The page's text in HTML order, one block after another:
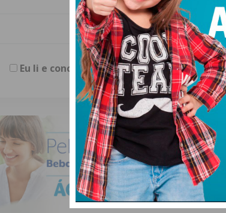
Eu li e concordo com ostermos e condições